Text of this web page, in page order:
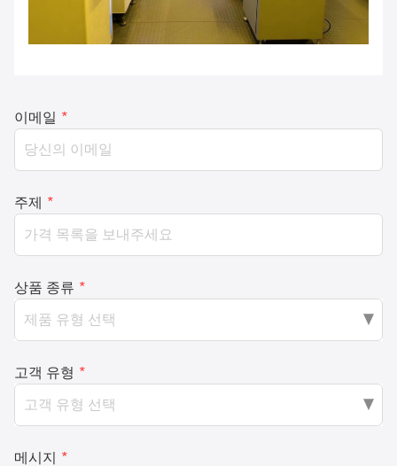
이메일 *
주제 *
상품 종류 *
고객 유형 *
메시지 *